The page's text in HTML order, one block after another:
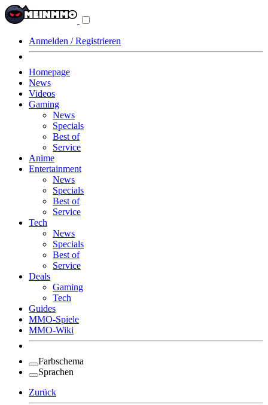
Anmelden / Registrieren
Homepage
News
Videos
Gaming
News
Specials
Best of
Service
Anime
Entertainment
News
Specials
Best of
Service
Tech
News
Specials
Best of
Service
Deals
Gaming
Tech
Guides
MMO-Spiele
MMO-Wiki
Farbschema
Sprachen
Zurück